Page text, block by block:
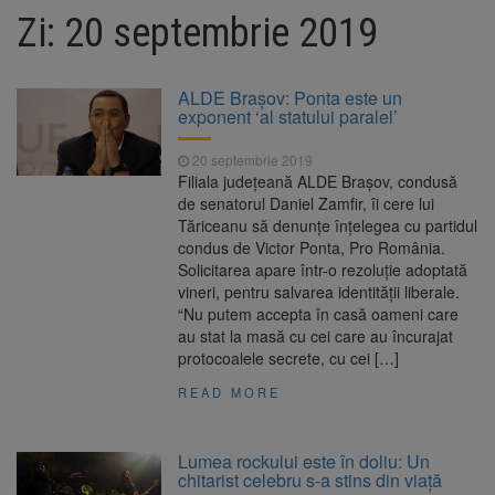
sistarea plăților către Brai-Cata și Comprest.
Motivul: platforme de gunoi neigienizate
Piața Star din Brașov au fost demolate
7 august 2026
Platforma Belvedere de pe
Tâmpa intră în renovare. Contract de peste 1
milion de lei și termen de trei luni
Unul dintre cele mai mari
parcuri ale Brașovului va fi amenajat în
Bartolomeu-Avantgarden. Contractul a fost
Trafic blocat pe DN1E Brașov
– Poiana Brașov după un accident. Două
persoane primesc îngrijiri medicale
Zi: 20 septembrie 2019
ALDE Brașov: Ponta este un
exponent ‘al statului paralel’
20 septembrie 2019
Filiala judeţeană ALDE Braşov, condusă
de senatorul Daniel Zamfir, îi cere lui
Tăriceanu să denunţe înţelegea cu partidul
condus de Victor Ponta, Pro România.
Solicitarea apare într-o rezoluție adoptată
vineri, pentru salvarea identității liberale.
“Nu putem accepta în casă oameni care
au stat la masă cu cei care au încurajat
protocoalele secrete, cu cei […]
READ MORE
Lumea rockului este în doliu: Un
chitarist celebru s-a stins din viață